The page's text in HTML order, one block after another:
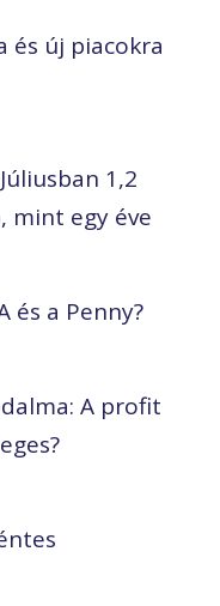
és új piacokra
1,2
mint egy éve
és a Penny?
A profit